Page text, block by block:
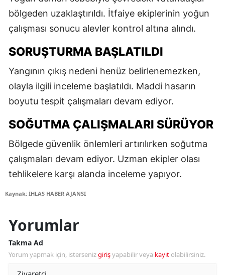
bölgeden uzaklaştırıldı. İtfaiye ekiplerinin yoğun
çalışması sonucu alevler kontrol altına alındı.
SORUŞTURMA BAŞLATILDI
Yangının çıkış nedeni henüz belirlenemezken,
olayla ilgili inceleme başlatıldı. Maddi hasarın
boyutu tespit çalışmaları devam ediyor.
SOĞUTMA ÇALIŞMALARI SÜRÜYOR
Bölgede güvenlik önlemleri artırılırken soğutma
çalışmaları devam ediyor. Uzman ekipler olası
tehlikelere karşı alanda inceleme yapıyor.
Kaynak: İHLAS HABER AJANSI
Yorumlar
Takma Ad
Yorum yapmak için, istersenizgirişyapabilir veya kayıt olabilirsiniz.